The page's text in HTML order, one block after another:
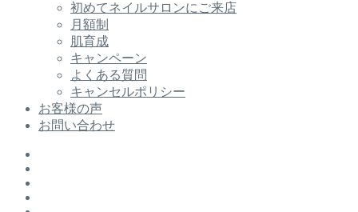
初めてネイルサロンにご来店
月額制
肌育成
キャンペーン
よくある質問
キャンセルポリシー
お客様の声
お問い合わせ